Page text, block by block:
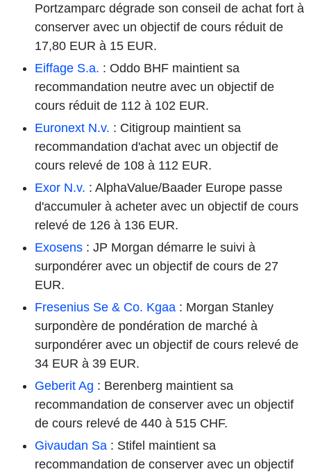
Portzamparc dégrade son conseil de achat fort à
conserver avec un objectif de cours réduit de
17,80 EUR à 15 EUR.
Eiffage S.a. : Oddo BHF maintient sa
recommandation neutre avec un objectif de
cours réduit de 112 à 102 EUR.
Euronext N.v. : Citigroup maintient sa
recommandation d'achat avec un objectif de
cours relevé de 108 à 112 EUR.
Exor N.v. : AlphaValue/Baader Europe passe
d'accumuler à acheter avec un objectif de cours
relevé de 126 à 136 EUR.
Exosens : JP Morgan démarre le suivi à
surpondérer avec un objectif de cours de 27
EUR.
Fresenius Se & Co. Kgaa : Morgan Stanley
surpondère de pondération de marché à
surpondérer avec un objectif de cours relevé de
34 EUR à 39 EUR.
Geberit Ag : Berenberg maintient sa
recommandation de conserver avec un objectif
de cours relevé de 440 à 515 CHF.
Givaudan Sa : Stifel maintient sa
recommandation de conserver avec un objectif